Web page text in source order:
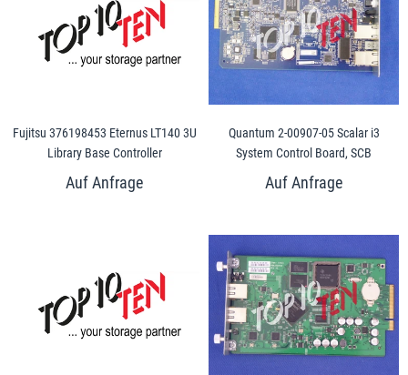
Fujitsu 376198453 Eternus LT140 3U
Library Base Controller
Quantum 2-00907-05 Scalar i3
System Control Board, SCB